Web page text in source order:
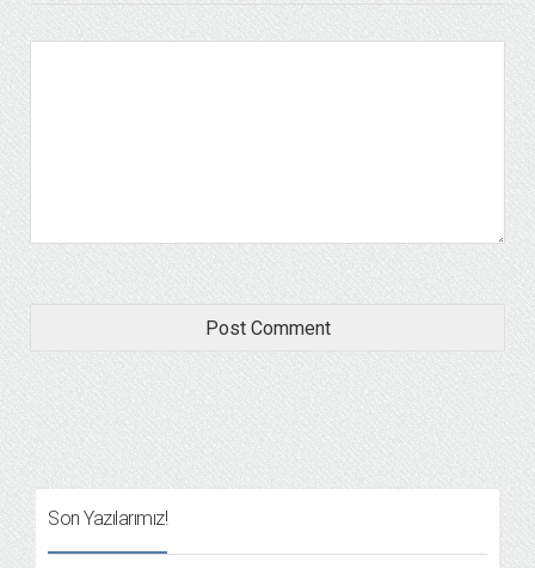
Son Yazılarımız!